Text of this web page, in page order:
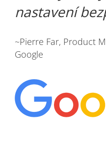
nastavení
~Pierre Far, Product
Google